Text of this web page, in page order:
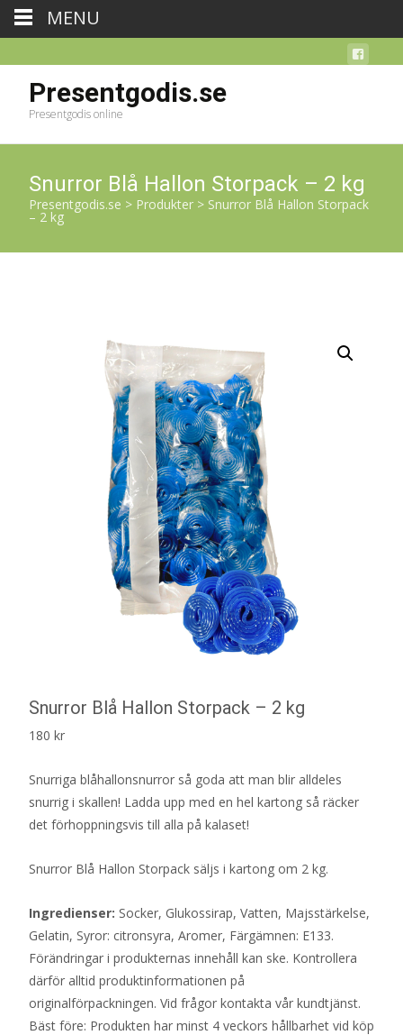
Presentgodis.se
Presentgodis online
Snurror Blå Hallon Storpack – 2 kg
Presentgodis.se > Produkter > Snurror Blå Hallon Storpack
– 2 kg
Snurror Blå Hallon Storpack – 2 kg
180 kr
Snurriga blåhallonsnurror så goda att man blir alldeles
snurrig i skallen! Ladda upp med en hel kartong så räcker
det förhoppningsvis till alla på kalaset!
Snurror Blå Hallon Storpack säljs i kartong om 2 kg.
Ingredienser: Socker, Glukossirap, Vatten, Majsstärkelse,
Gelatin, Syror: citronsyra, Aromer, Färgämnen: E133.
Förändringar i produkternas innehåll kan ske. Kontrollera
därför alltid produktinformationen på
originalförpackningen. Vid frågor kontakta vår kundtjänst.
Bäst före: Produkten har minst 4 veckors hållbarhet vid köp
MENU